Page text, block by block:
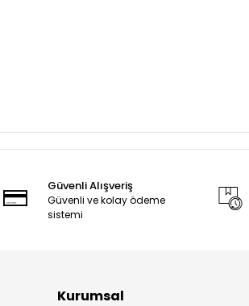
Güvenli Alışveriş
Güvenli ve kolay ödeme
sistemi
Kurumsal